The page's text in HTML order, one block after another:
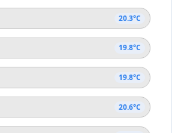
20.3°C
19.8°C
19.8°C
20.6°C